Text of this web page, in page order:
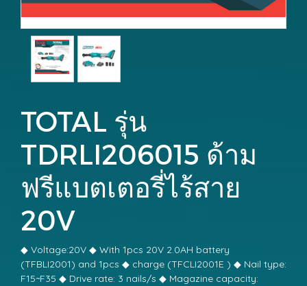
TOTAL รุ่น
TDRLI206015 ด้าม
ฟรีแบตเตอรี่ไร้สาย
20V
◆ Voltage:20V ◆ With 1pcs 20V 2.0AH battery
(TFBLI2001) and 1pcs ◆ charge (TFCLI2001E ) ◆ Nail type:
F15~F35 ◆ Drive rate: 3 nails/s ◆ Magazine capacity: